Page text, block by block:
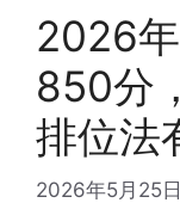
2026
850分
排位法
2026年5月25